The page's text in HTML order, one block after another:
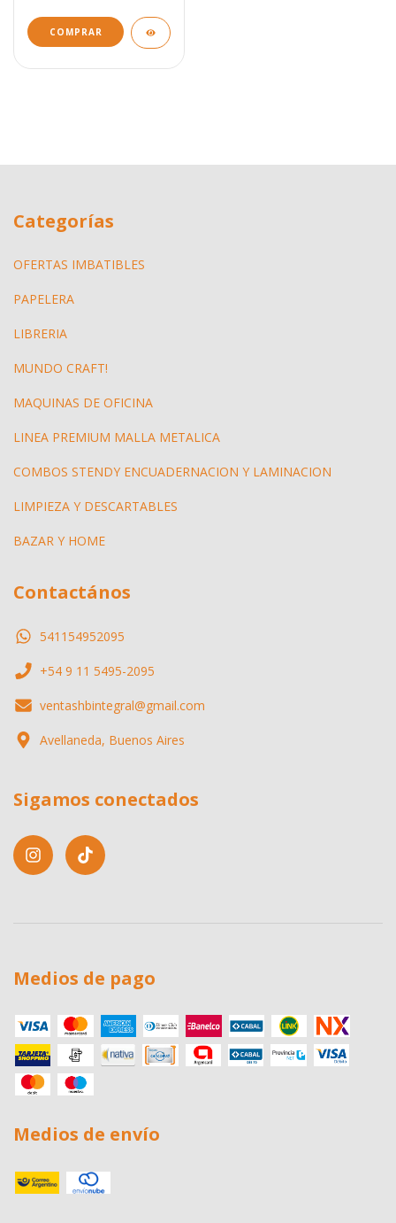
Categorías
OFERTAS IMBATIBLES
PAPELERA
LIBRERIA
MUNDO CRAFT!
MAQUINAS DE OFICINA
LINEA PREMIUM MALLA METALICA
COMBOS STENDY ENCUADERNACION Y LAMINACION
LIMPIEZA Y DESCARTABLES
BAZAR Y HOME
Contactános
541154952095
+54 9 11 5495-2095
ventashbintegral@gmail.com
Avellaneda, Buenos Aires
Sigamos conectados
Medios de pago
Medios de envío